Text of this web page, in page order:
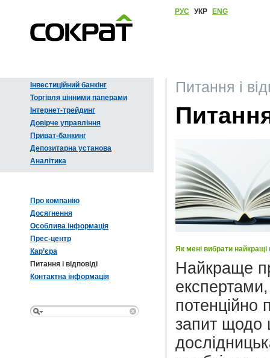
Інвестиційний банкінг
Торгівля цінними паперами
Інтернет-трейдинг
Довірче управління
Приват-банкинг
Депозитарна установа
Аналітика
Про компанію
Досягнення
Особлива інформація
Прес-центр
Кар’єра
Питання і відповіді
Контактна інформація
РУС УКР ENG
Питання і
Як мені вибрати найкращі
Найкраще
потенційно
запит щодо